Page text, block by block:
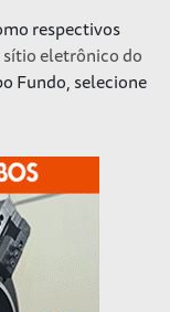
respectivos
sítio eletrônico do
Fundo, selecione